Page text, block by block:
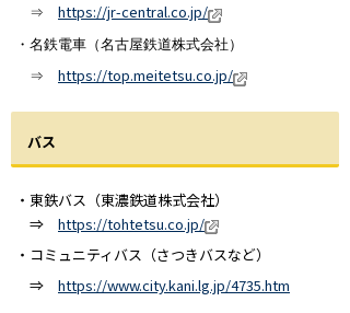
⇒ https://jr-central.co.jp/
・名鉄電車（名古屋鉄道株式会社）
⇒ https://top.meitetsu.co.jp/
バス
・東鉄バス（東濃鉄道株式会社）
⇒ https://tohtetsu.co.jp/
・コミュニティバス（さつきバスなど）
⇒ https://www.city.kani.lg.jp/4735.htm